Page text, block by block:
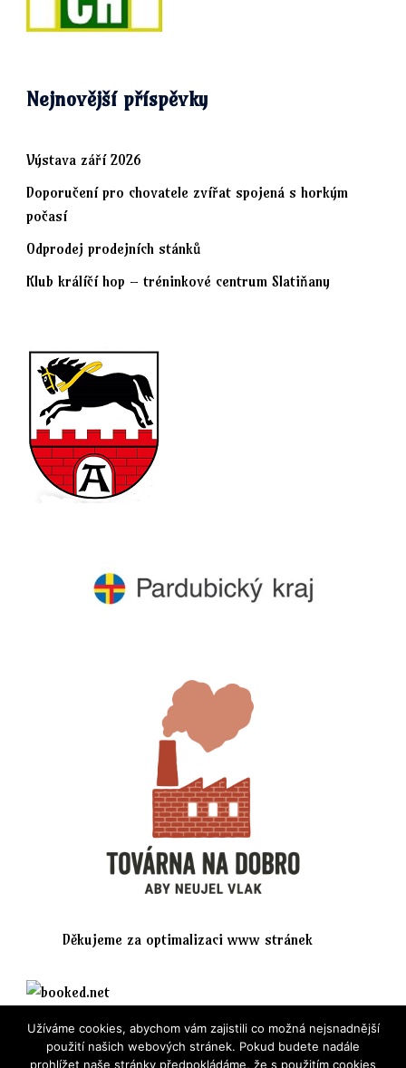
Nejnovější příspěvky
Výstava září 2026
Doporučení pro chovatele zvířat spojená s horkým
počasí
Odprodej prodejních stánků
Klub králíčí hop – tréninkové centrum Slatiňany
Děkujeme za optimalizaci www stránek
Užíváme cookies, abychom vám zajistili co možná nejsnadnější
použití našich webových stránek. Pokud budete nadále
prohlížet naše stránky předpokládáme, že s použitím cookies